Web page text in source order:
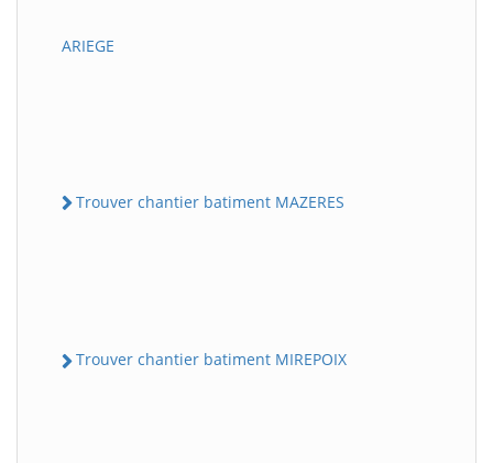
ARIEGE
Trouver chantier batiment MAZERES
Trouver chantier batiment MIREPOIX